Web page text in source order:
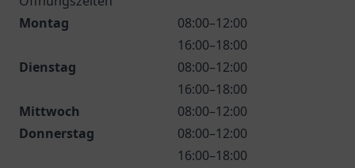
Montag
08:00–12:00
16:00–18:00
Dienstag
08:00–12:00
16:00–18:00
Mittwoch
08:00–12:00
Donnerstag
08:00–12:00
16:00–18:00